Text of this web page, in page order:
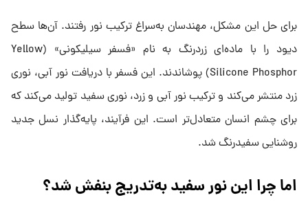
برای حل این مشکل، مهندسان به‌سراغ ترکیب نور رفتند. آن‌ها سطح
دیود را با ماده‌ای زردرنگ به نام «فسفر سیلیکونی» (Yellow
Silicone Phosphor) پوشاندند. این فسفر با دریافت نور آبی، نوری
زرد منتشر می‌کند و ترکیب نور آبی و زرد، نوری سفید تولید می‌کند که
برای چشم انسان متعادل‌تر است. این فرآیند، پایه‌گذار نسل جدید
روشنایی سفیدرنگ شد.
اما چرا این نور سفید به‌تدریج بنفش شد؟